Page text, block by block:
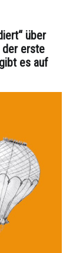
über
der erste
es auf